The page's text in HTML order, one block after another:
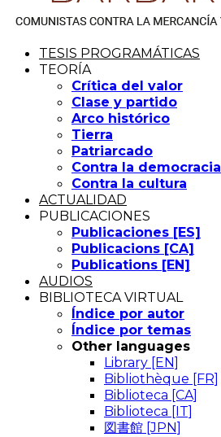
TESIS PROGRAMÁTICAS
TEORÍA
Crítica del valor
Clase y partido
Arco histórico
Tierra
Patriarcado
Contra la democracia
Contra la cultura
ACTUALIDAD
PUBLICACIONES
Publicaciones [ES]
Publicacions [CA]
Publications [EN]
AUDIOS
BIBLIOTECA VIRTUAL
Índice por autor
Índice por temas
Other languages
Library [EN]
Bibliothèque [FR]
Biblioteca [CA]
Biblioteca [IT]
図書館 [JPN]